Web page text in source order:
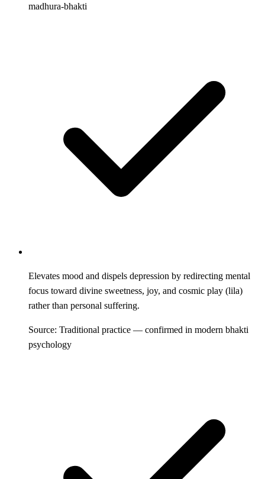
madhura-bhakti
Elevates mood and dispels depression by redirecting mental
focus toward divine sweetness, joy, and cosmic play (lila)
rather than personal suffering.
Source: Traditional practice — confirmed in modern bhakti
psychology